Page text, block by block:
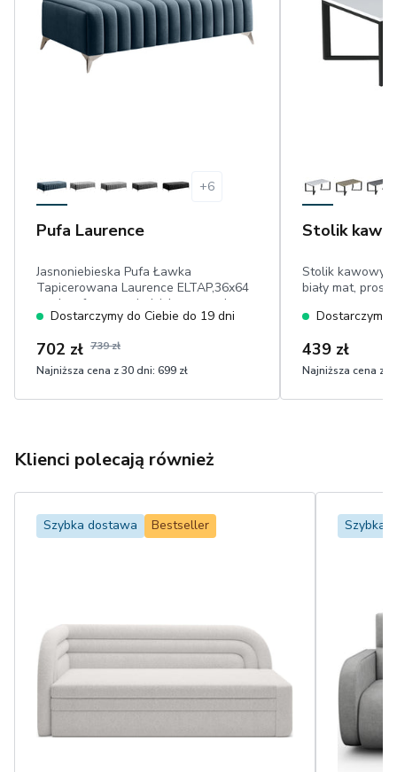
+6
Pufa Laurence
Jasnoniebieska Pufa Ławka
Tapicerowana Laurence ELTAP,36x64
cm, komfortowe siedzisko, prostokątna,
przeszycia, chromowane nóżki 9 cm,
Dostarczymy do Ciebie do 19 dni
702 zł 739 zł
Najniższa cena z 30 dni: 699 zł
Stolik
Stolik kawowy
biały mat,
Dostarczymy
439 zł
Najniższa cena z
Klienci polecają również
Szybka dostawa Bestseller Szybka